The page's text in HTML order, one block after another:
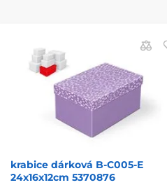
krabice dárková B-C005-E
24x16x12cm 5370876